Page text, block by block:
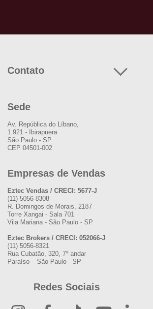
Contato
Sede
Av. República do Líbano,
1.921 - Ibirapuera
São Paulo - SP
CEP 04501-002
Empresas de Vendas
Eztec Vendas / CRECI: 5677-J
(11) 5056-8308
R. Domingos de Morais, 2187
Torre Xangai - Sala 701
Vila Mariana - São Paulo - SP
Eztec Brokers / CRECI: 052066-J
(11) 5056-8321
Rua Cubatão, 320, 7º andar
Paraíso – São Paulo - SP
Redes Sociais